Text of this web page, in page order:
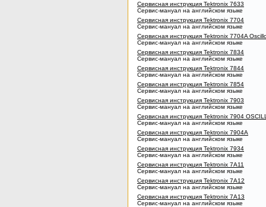
Сервисная инструкция Tektronix 7633
Сервис-мануал на английском языке
Сервисная инструкция Tektronix 7704
Сервис-мануал на английском языке
Сервисная инструкция Tektronix 7704A
Сервис-мануал на английском языке
Сервисная инструкция Tektronix 7834
Сервис-мануал на английском языке
Сервисная инструкция Tektronix 7844
Сервис-мануал на английском языке
Сервисная инструкция Tektronix 7854
Сервис-мануал на английском языке
Сервисная инструкция Tektronix 7903
Сервис-мануал на английском языке
Сервисная инструкция Tektronix 7904
Сервис-мануал на английском языке
Сервисная инструкция Tektronix 7904A
Сервис-мануал на английском языке
Сервисная инструкция Tektronix 7934
Сервис-мануал на английском языке
Сервисная инструкция Tektronix 7A11
Сервис-мануал на английском языке
Сервисная инструкция Tektronix 7A12
Сервис-мануал на английском языке
Сервисная инструкция Tektronix 7A13
Сервис-мануал на английском языке